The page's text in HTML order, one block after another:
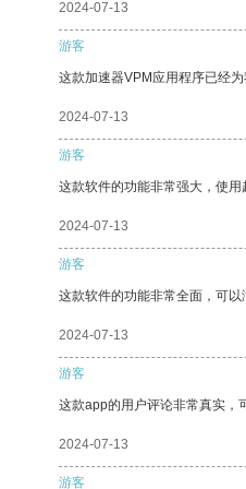
2024-07-13
游客
这款加速器VPM应用程序已经
2024-07-13
游客
这款软件的功能非常强大，使用
2024-07-13
游客
这款软件的功能非常全面，可以
2024-07-13
游客
这款app的用户评论非常真实，
2024-07-13
游客